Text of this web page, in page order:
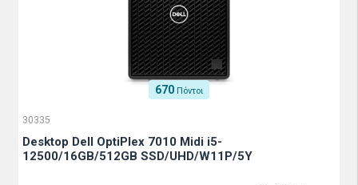
670 Πόντοι
30335
Desktop Dell OptiPlex 7010 Midi i5-
12500/16GB/512GB SSD/UHD/W11P/5Y